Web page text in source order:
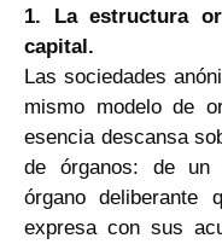
1. La estructura
capital.
Las sociedades
mismo modelo de
esencia descansa
de órganos: de un
órgano
expresa con sus